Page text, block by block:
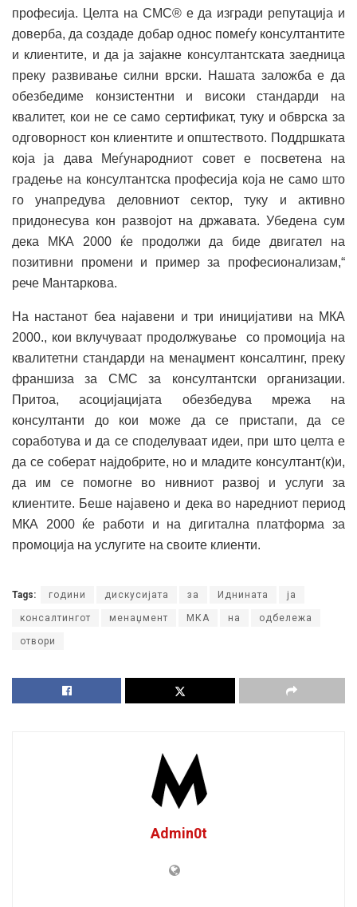
професија. Целта на CMC® е да изгради репутација и
доверба, да создаде добар однос помеѓу консултантите
и клиентите, и да ја зајакне консултантската заедница
преку развивање силни врски. Нашата заложба е да
обезбедиме конзистентни и високи стандарди на
квалитет, кои не се само сертификат, туку и обврска за
одговорност кон клиентите и општеството. Поддршката
која ја дава Меѓународниот совет е посветена на
градење на консултантска професија која не само што
го унапредува деловниот сектор, туку и активно
придонесува кон развојот на државата. Убедена сум
дека МКА 2000 ќе продолжи да биде двигател на
позитивни промени и пример за професионализам,“
рече Мантаркова.
На настанот беа најавени и три иницијативи на МКА
2000., кои вклучуваат продолжување со промоција на
квалитетни стандарди на менаџмент консалтинг, преку
франшиза за CMC за консултантски организации.
Притоа, асоцијацијата обезбедува мрежа на
консултанти до кои може да се пристапи, да се
соработува и да се споделуваат идеи, при што целта е
да се соберат најдобрите, но и младите консултант(к)и,
да им се помогне во нивниот развој и услуги за
клиентите. Беше најавено и дека во наредниот период
МКА 2000 ќе работи и на дигитална платформа за
промоција на услугите на своите клиенти.
Tags: години дискусијата за Иднината ја
консалтингот менаџмент МКА на одбележа
отвори
Admin0t